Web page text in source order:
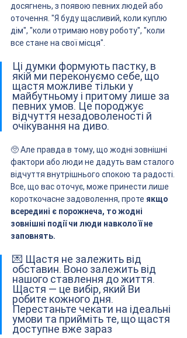
досягнень, з появою певних людей або
оточення. "Я буду щасливий, коли куплю
дім", "коли отримаю нову роботу", "коли
все стане на свої місця".
Ці думки формують пастку, в
якій ми переконуємо себе, що
щастя можливе тільки у
майбутньому і притому лише за
певних умов. Це породжує
відчуття незадоволеності й
очікування на диво.
🥺 Але правда в тому, що жодні зовнішні
фактори або люди не дадуть вам сталого
відчуття внутрішнього спокою та радості.
Все, що вас оточує, може принести лише
короткочасне задоволення, проте якщо
всередині є порожнеча, то жодні
зовнішні події чи люди навколо її не
заповнять.
💌 Щастя не залежить від
обставин. Воно залежить від
нашого ставлення до життя.
Щастя — це вибір, який Ви
робите кожного дня.
Перестаньте чекати на ідеальні
умови та прийміть те, що щастя
доступне вже зараз